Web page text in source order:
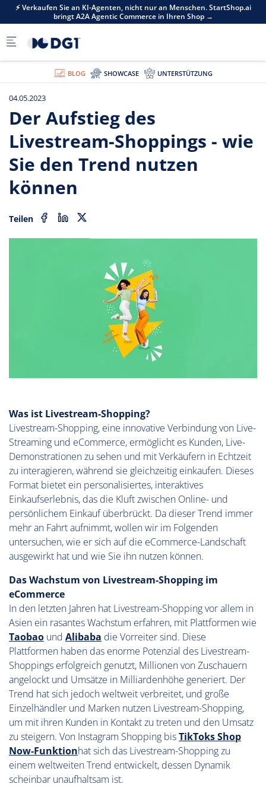
Skip to main content
⚡ Verkaufen Sie an KI-Agenten, nicht nur an Menschen. StartShop.ai
bringt A2A Agentic Commerce in Ihren Shop →
BLOG SHOWCASE UNTERSTÜTZUNG
04.05.2023
Der Aufstieg des
Livestream-Shoppings - wie
Sie den Trend nutzen
können
Teilen
Was ist Livestream-Shopping?
Livestream-Shopping, eine innovative Verbindung von Live-
Streaming und eCommerce, ermöglicht es Kunden, Live-
Demonstrationen zu sehen und mit Verkäufern in Echtzeit
zu interagieren, während sie gleichzeitig einkaufen. Dieses
Format bietet ein personalisiertes, interaktives
Einkaufserlebnis, das die Kluft zwischen Online- und
persönlichem Einkauf überbrückt. Da dieser Trend immer
mehr an Fahrt aufnimmt, wollen wir im Folgenden
untersuchen, wie er sich auf die eCommerce-Landschaft
ausgewirkt hat und wie Sie ihn nutzen können.
Das Wachstum von Livestream-Shopping im
eCommerce
In den letzten Jahren hat Livestream-Shopping vor allem in
Asien ein rasantes Wachstum erfahren, mit Plattformen wie
Taobao und Alibaba die Vorreiter sind. Diese
Plattformen haben das enorme Potenzial des Livestream-
Shoppings erfolgreich genutzt, Millionen von Zuschauern
angelockt und Umsätze in Milliardenhöhe generiert. Der
Trend hat sich jedoch weltweit verbreitet, und große
Einzelhändler und Marken nutzen Livestream-Shopping,
um mit ihren Kunden in Kontakt zu treten und den Umsatz
zu steigern. Von Instagram Shopping bisTikToks Shop
Now-Funktionhat sich das Livestream-Shopping zu
einem weltweiten Trend entwickelt, dessen Dynamik
scheinbar unaufhaltsam ist.